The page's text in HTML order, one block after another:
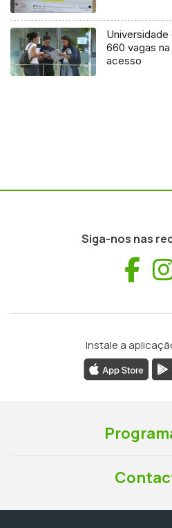
660 vagas
acesso
Siga-nos nas
Instale a